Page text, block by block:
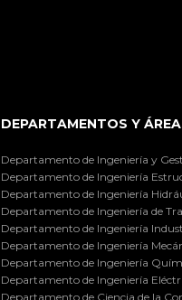
DEPARTAMENTOS Y
Departamento de Ingeniería y
Departamento de Ingeniería
Departamento de Ingeniería
Departamento de Ingeniería de
Departamento de Ingeniería
Departamento de Ingeniería
Departamento de Ingeniería
Departamento de Ingeniería
Departamento de Ciencia de la